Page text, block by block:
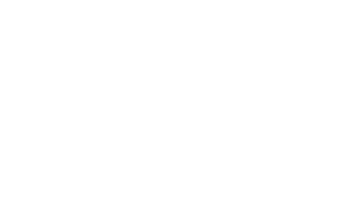
obědy a večeře formou otevřeného bufetu, občerstvení v průběhu dne, půlnoční